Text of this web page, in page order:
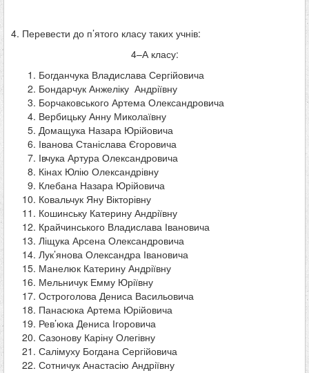
4. Перевести до п’ятого класу таких учнів:
4–А класу:
Богданчука Владислава Сергійовича
Бондарчук Анжеліку Андріївну
Борчаковського Артема Олександровича
Вербицьку Анну Миколаївну
Домащука Назара Юрійовича
Іванова Станіслава Єгоровича
Івчука Артура Олександровича
Кінах Юлію Олександрівну
Клебана Назара Юрійовича
Ковальчук Яну Вікторівну
Кошинську Катерину Андріївну
Крайчинського Владислава Івановича
Ліщука Арсена Олександровича
Лук’янова Олександра Івановича
Манелюк Катерину Андріївну
Мельничук Емму Юріївну
Остроголова Дениса Васильовича
Панасюка Артема Юрійовича
Рев’юка Дениса Ігоровича
Сазонову Каріну Олегівну
Салімуху Богдана Сергійовича
Сотничук Анастасію Андріївну